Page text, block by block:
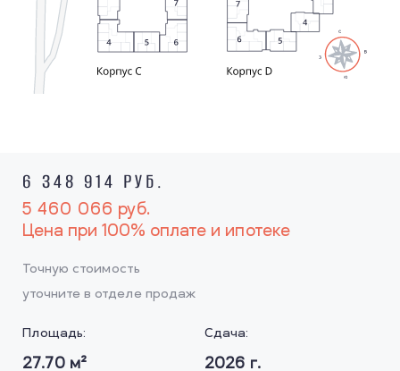
6 348 914 РУБ.
5 460 066 руб.
Цена при 100% оплате и ипотеке
Точную стоимость
уточните в отделе продаж
Площадь:
27.70м²
Сдача:
2026 г.